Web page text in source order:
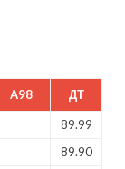
A98 ДТ
89.99
89.90